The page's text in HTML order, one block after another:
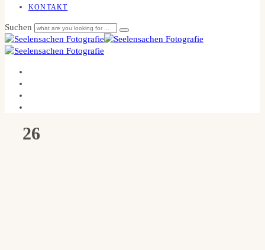
KONTAKT
Suchen
26